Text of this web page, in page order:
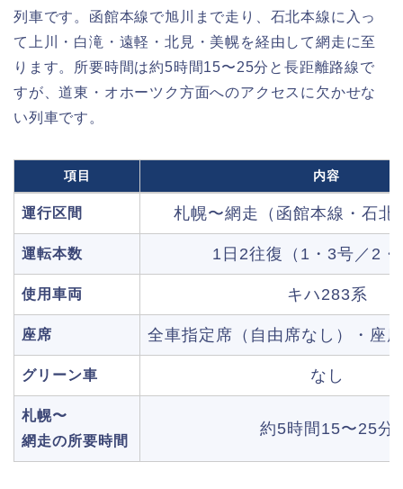
列車です。函館本線で旭川まで走り、石北本線に入っ
て上川・白滝・遠軽・北見・美幌を経由して網走に至
ります。所要時間は約5時間15〜25分と長距離路線で
すが、道東・オホーツク方面へのアクセスに欠かせな
い列車です。
項目 内容
運行区間 札幌〜網走（函館本線・石北
運転本数 1日2往復（1・3号／2・
使用車両 キハ283系
座席 全車指定席（自由席なし）・座
グリーン車 なし
札幌〜
網走の所要時間
約5時間15〜25分